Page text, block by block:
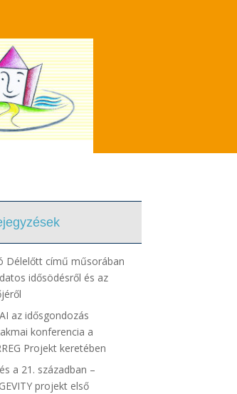
Délelőtt című műsorában
idősödésről és az
az idősgondozás
konferencia a
Projekt keretében
a 21. században –
projekt első